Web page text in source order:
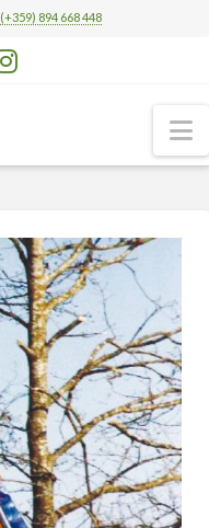
(+359) 894 668 448